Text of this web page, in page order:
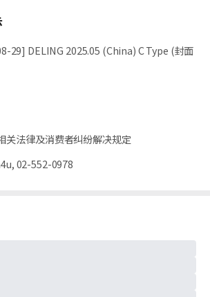
29] DELING 2025.05 (China) C Type (封面
关法律及消费者纠纷解决规定
02-552-0978